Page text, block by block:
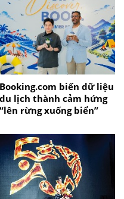
Booking.com biến dữ liệu
du lịch thành cảm hứng
“lên rừng xuống biển”